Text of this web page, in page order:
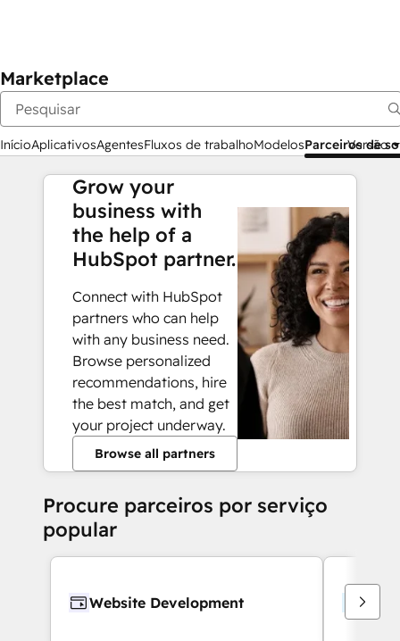
Marketplace
InícioAplicativosAgentesFluxos de trabalhoModelosParceiros de
Versão
Grow your
business with
the help of a
HubSpot partner.
Connect with HubSpot
partners who can help
with any business need.
Browse personalized
recommendations, hire
the best match, and get
your project underway.
Browse all partners
Procure parceiros por serviço
popular
Website Development